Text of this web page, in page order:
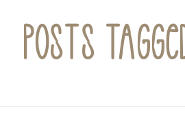
Posts